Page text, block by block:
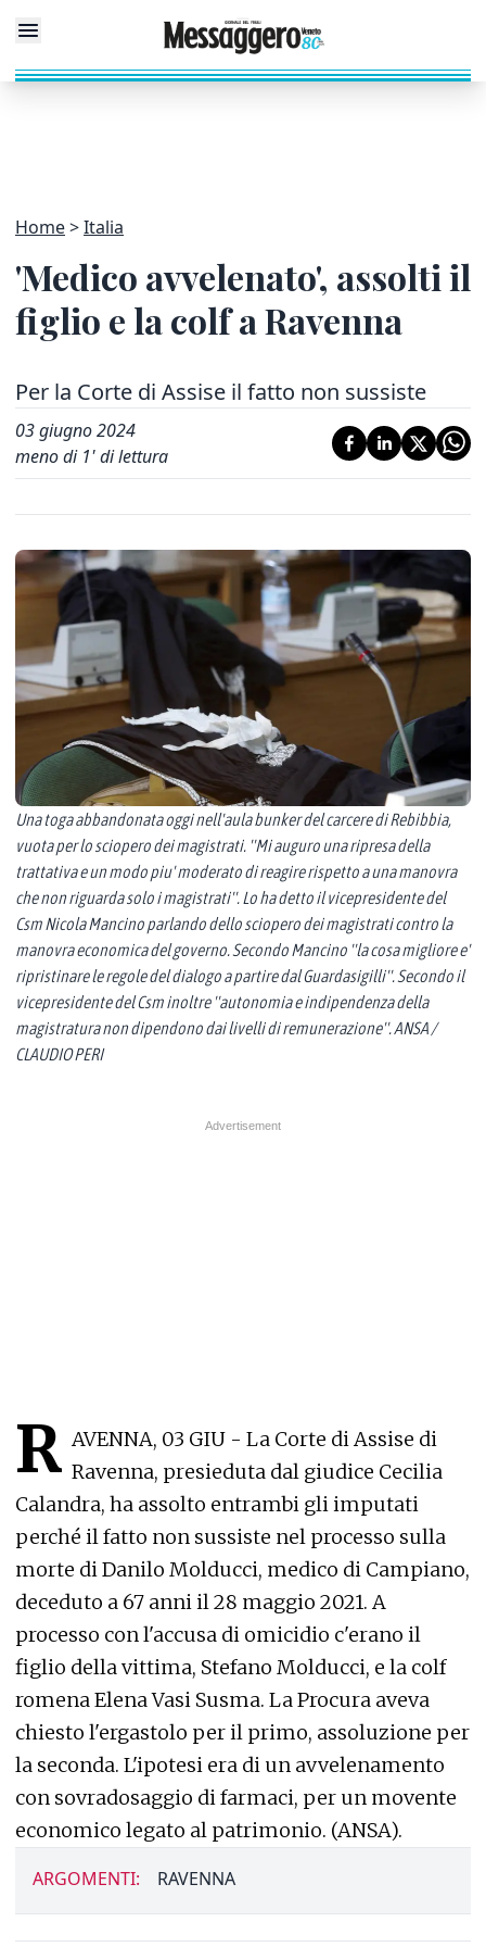
Home Italia
'Medico avvelenato', assolti il
figlio e la colf a Ravenna
Per la Corte di Assise il fatto non sussiste
03 giugno 2024
meno di 1' di lettura
Una toga abbandonata oggi nell'aula bunker del carcere di Rebibbia,
vuota per lo sciopero dei magistrati. ''Mi auguro una ripresa della
trattativa e un modo piu' moderato di reagire rispetto a una manovra
che non riguarda solo i magistrati''. Lo ha detto il vicepresidente del
Csm Nicola Mancino parlando dello sciopero dei magistrati contro la
manovra economica del governo. Secondo Mancino ''la cosa migliore e'
ripristinare le regole del dialogo a partire dal Guardasigilli''. Secondo il
vicepresidente del Csm inoltre ''autonomia e indipendenza della
magistratura non dipendono dai livelli di remunerazione''. ANSA /
CLAUDIO PERI
R AVENNA, 03 GIU - La Corte di Assise di
Ravenna, presieduta dal giudice Cecilia
Calandra, ha assolto entrambi gli imputati
perché il fatto non sussiste nel processo sulla
morte di Danilo Molducci, medico di Campiano,
deceduto a 67 anni il 28 maggio 2021. A
processo con l'accusa di omicidio c'erano il
figlio della vittima, Stefano Molducci, e la colf
romena Elena Vasi Susma. La Procura aveva
chiesto l'ergastolo per il primo, assoluzione per
la seconda. L'ipotesi era di un avvelenamento
con sovradosaggio di farmaci, per un movente
economico legato al patrimonio. (ANSA).
ARGOMENTI: RAVENNA